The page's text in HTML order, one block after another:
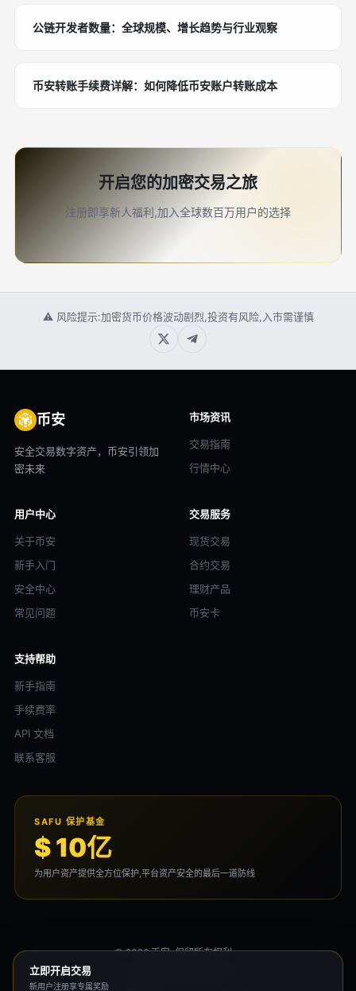
公链开发者数量：全球规模、增长趋势与行业观察
币安转账手续费详解：如何降低币安账户转账成本
开启您的加密交易之旅
注册即享新人福利,加入全球数百万用户的选择
⚠ 风险提示:加密货币价格波动剧烈,投资有风险,入市需谨慎
币安
安全交易数字资产，币安引领加
密未来
市场资讯
交易指南
行情中心
用户中心
关于币安
新手入门
安全中心
常见问题
交易服务
现货交易
合约交易
理财产品
币安卡
支持帮助
新手指南
手续费率
API 文档
联系客服
SAFU 保护基金
$ 10亿
为用户资产提供全方位保护,平台资产安全的最后一道防线
© 2026 币安. 保留所有权利。
立即开启交易
新用户注册享专属奖励